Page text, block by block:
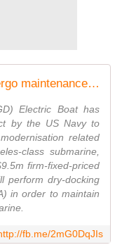
USS Hartford submarine to undergo maintenance and modernisation - Naval Technology
Electric Boat has
by the US Navy to
related
class submarine,
firm-fixed-priced
perform dry-docking
in order to maintain
fb.me/2mG0DqJIs